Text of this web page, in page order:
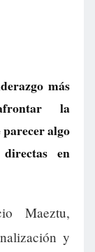
más
la
algo
en
Maeztu,
y